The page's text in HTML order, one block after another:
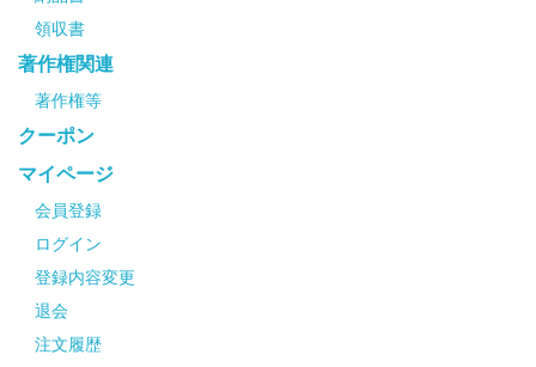
領収書
著作権関連
著作権等
クーポン
マイページ
会員登録
ログイン
登録内容変更
退会
注文履歴